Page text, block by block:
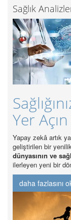
Sağlık
37 Bin
Sektörde en
gücünün
daha fazlasını